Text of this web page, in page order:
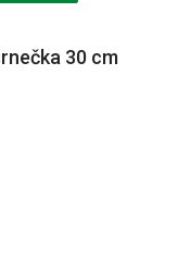
30 cm